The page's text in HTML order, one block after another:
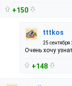
+150
tttkos
25 сентября
Очень хочу
+148